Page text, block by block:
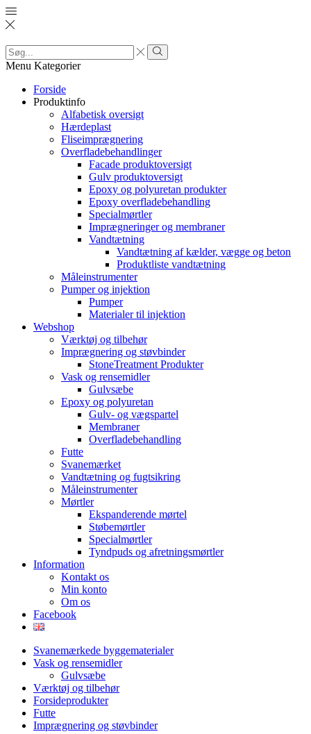
Search
input
Search
Menu Kategorier
Forside
Produktinfo
Alfabetisk oversigt
Hærdeplast
Fliseimprægnering
Overfladebehandlinger
Facade produktoversigt
Gulv produktoversigt
Epoxy og polyuretan produkter
Epoxy overfladebehandling
Specialmørtler
Imprægneringer og membraner
Vandtætning
Vandtætning af kælder, vægge og beton
Produktliste vandtætning
Måleinstrumenter
Pumper og injektion
Pumper
Materialer til injektion
Webshop
Værktøj og tilbehør
Imprægnering og støvbinder
StoneTreatment Produkter
Vask og rensemidler
Gulvsæbe
Epoxy og polyuretan
Gulv- og vægspartel
Membraner
Overfladebehandling
Futte
Svanemærket
Vandtætning og fugtsikring
Måleinstrumenter
Mørtler
Ekspanderende mørtel
Støbemørtler
Specialmørtler
Tyndpuds og afretningsmørtler
Information
Kontakt os
Min konto
Om os
Facebook
Svanemærkede byggematerialer
Vask og rensemidler
Gulvsæbe
Værktøj og tilbehør
Forsideprodukter
Futte
Imprægnering og støvbinder